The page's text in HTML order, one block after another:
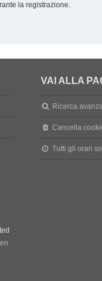
la registrazione.
VAI ALLA
Ricerca
Cancella
Tutti gli orari